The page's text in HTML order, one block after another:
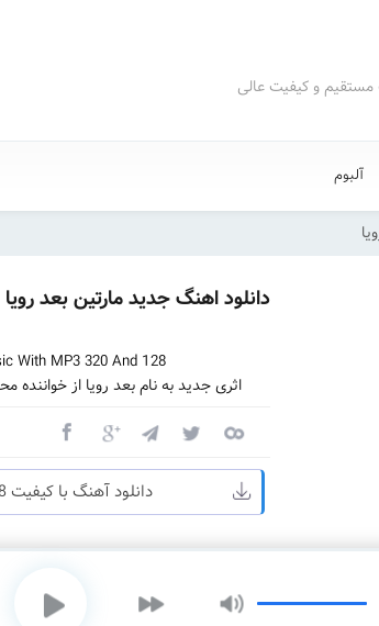
مستقیم و کیفیت عالی
آلبوم
دانلود اهنگ جدید مارتین بعد رویا
With MP3 320 And 128
اثری جدید به نام بعد رویا از
دانلود آهنگ با کیفیت 128